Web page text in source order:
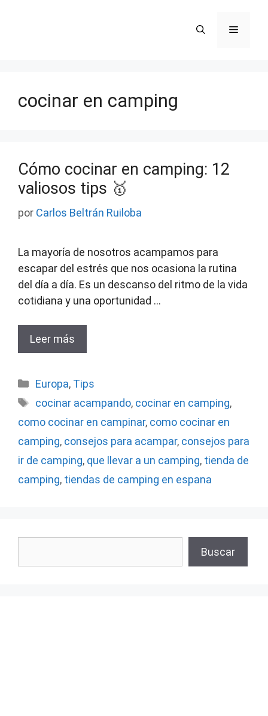
Menú
cocinar en camping
Cómo cocinar en camping: 12
valiosos tips 🥇
por Carlos Beltrán Ruiloba
La mayoría de nosotros acampamos para
escapar del estrés que nos ocasiona la rutina
del día a día. Es un descanso del ritmo de la vida
cotidiana y una oportunidad …
Leer más
Categorías
Europa, Tips
Etiquetas
cocinar acampando, cocinar en camping,
como cocinar en campinar, como cocinar en
camping, consejos para acampar, consejos para
ir de camping, que llevar a un camping, tienda de
camping, tiendas de camping en espana
Buscar